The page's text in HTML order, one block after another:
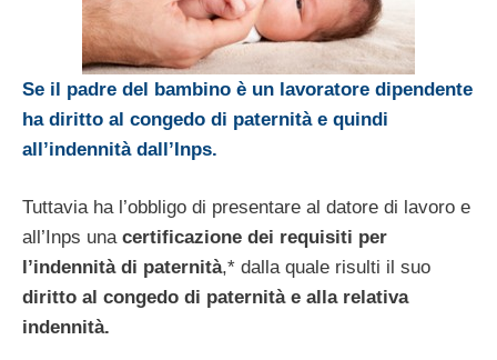
Se il padre del bambino è un lavoratore dipendente
ha diritto al congedo di paternità e quindi
all’indennità dall’Inps.
Tuttavia ha l’obbligo di presentare al datore di lavoro e
all’Inps una certificazione dei requisiti per
l’indennità di paternità,* dalla quale risulti il suo
diritto al congedo di paternità e alla relativa
indennità.